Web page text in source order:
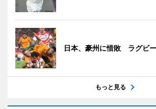
日本、豪州に惜敗 ラグビー
もっと見る